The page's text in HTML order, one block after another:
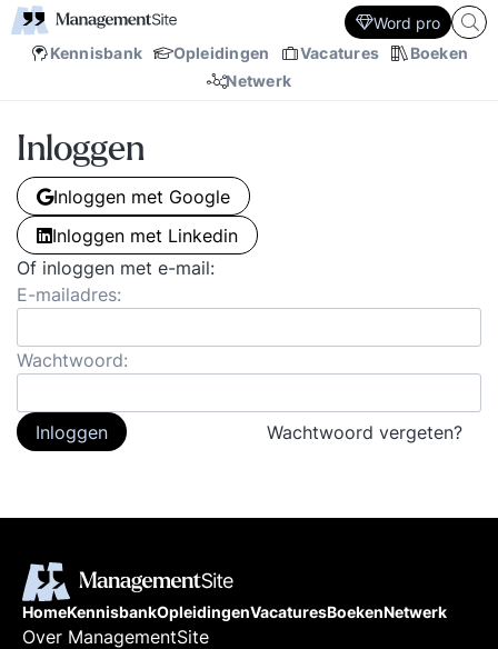
Kennisbank Opleidingen Vacatures
Boeken
Netwerk
Word pro
Inloggen
Inloggen met Google
Inloggen met Linkedin
Of inloggen met e-mail:
E-mailadres:
Wachtwoord:
Inloggen Wachtwoord vergeten?
HomeKennisbankOpleidingenVacaturesBoekenNetwerk
Over ManagementSite